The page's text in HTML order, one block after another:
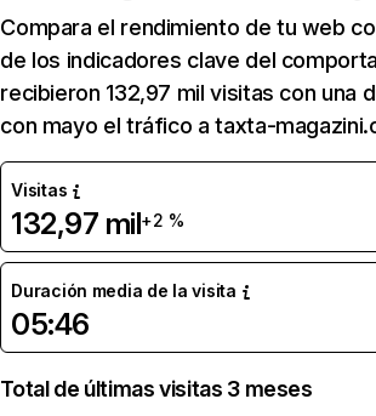
Compara el rendimiento de tu web
de los indicadores clave del
recibieron 132,97 mil visitas con una
con mayo el tráfico a taxta-
Visitas
132,97 mil+2 %
Duración media de la visita
05:46
Total de últimas visitas 3 meses